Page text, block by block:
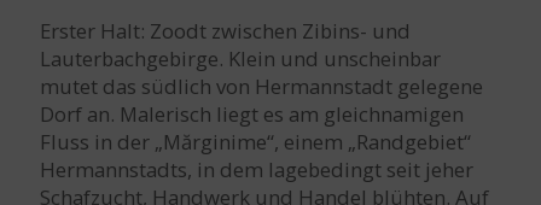
Erster Halt: Zoodt zwischen Zibins- und
Lauterbachgebirge. Klein und unscheinbar
mutet das südlich von Hermannstadt gelegene
Dorf an. Malerisch liegt es am gleichnamigen
Fluss in der „Mărginime“, einem „Randgebiet“
Hermannstadts, in dem lagebedingt seit jeher
Schafzucht, Handwerk und Handel blühten. Auf